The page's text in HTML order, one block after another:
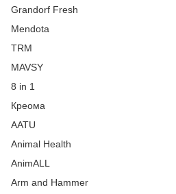
Grandorf Fresh
Mendota
TRM
MAVSY
8 in 1
Креома
AATU
Animal Health
AnimALL
Arm and Hammer